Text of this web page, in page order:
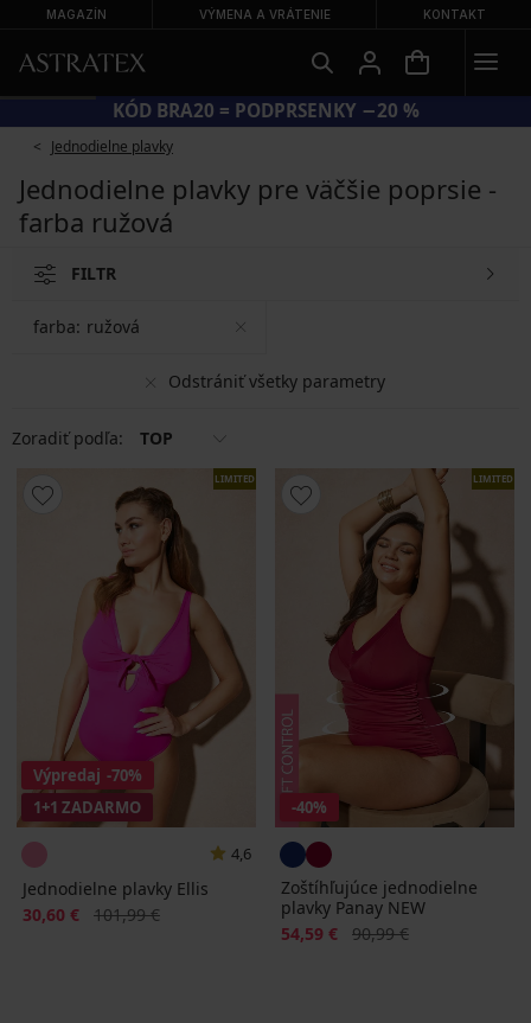
MAGAZÍN VÝMENA A VRÁTENIE KONTAKT
KÓD BRA20 = PODPRSENKY −20 %
Jednodielne plavky
Jednodielne plavky pre väčšie poprsie -
farba ružová
FILTR
Odstrániť všetky parametry
farba: ružová
Zoradiť podľa: TOP
LIMITED
Výpredaj -70%
1+1 ZADARMO
4,6
Jednodielne plavky Ellis
Zľava
30,60 € Pôvodná cena
101,99 €
LIMITED
-40%
Zoštíhľujúce jednodielne
plavky Panay NEW
Zľava
54,59 € Pôvodná cena
90,99 €